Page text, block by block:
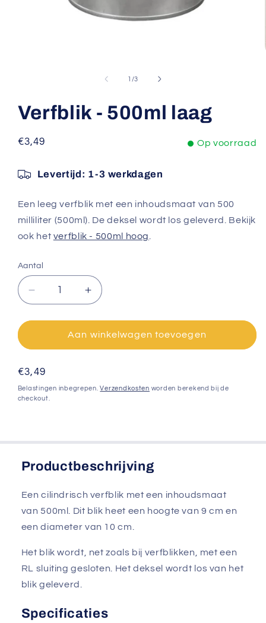
1 /van
3
Verfblik - 500ml laag
Normale
€3,49 Op voorraad
Levertijd: 1-3 werkdagen
Een leeg verfblik met een inhoudsmaat van 500
milliliter (500ml). De deksel wordt los geleverd. Bekijk
ook het verfblik - 500ml hoog
Aantal
Aantal
verlagen
voor
Verfblik
-
laag
Aantal
verhogen
voor
Verfblik
-
Aan winkelwagen toevoegen
Normale
prijs
€3,49
Belastingen inbegrepen.Verzendkosten worden berekend bij de
checkout.
Productbeschrijving
Een cilindrisch verfblik met een inhoudsmaat
van 500ml. Dit blik heet een hoogte van 9 cm en
een diameter van 10 cm.
Het blik wordt, net zoals bij verfblikken, met een
RL sluiting gesloten. Het deksel wordt los van het
blik geleverd.
Specificaties